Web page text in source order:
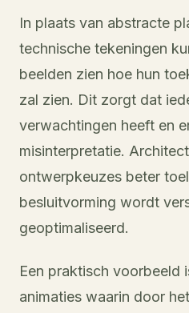
In plaats van abstracte
technische tekeningen
beelden zien hoe hun
zal zien. Dit zorgt dat
verwachtingen heeft en
misinterpretatie.
ontwerpkeuzes beter
besluitvorming wordt
geoptimaliseerd.
Een praktisch voorbeeld
animaties waarin door